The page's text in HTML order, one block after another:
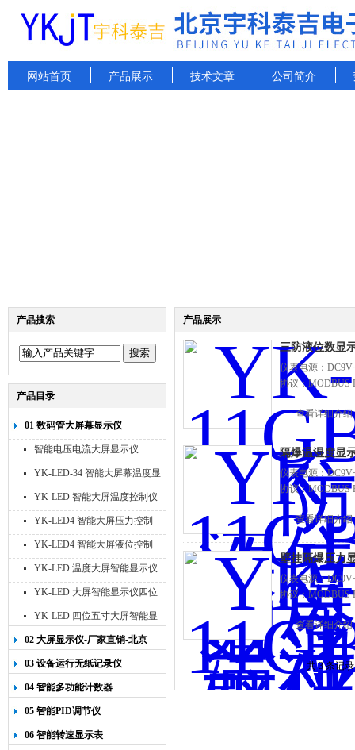
网站首页 产品展示 技术文章 公司简介
产品搜索
产品目录
01 数码管大屏幕显示仪
智能电压电流大屏显示仪
YK-LED-34 智能大屏幕温度显
示仪
YK-LED 智能大屏温度控制仪
YK-LED4 智能大屏压力控制
仪
YK-LED4 智能大屏液位控制
仪
YK-LED 温度大屏智能显示仪
四位十寸
YK-LED 大屏智能显示仪四位
八寸
YK-LED 四位五寸大屏智能显
示仪
02 大屏显示仪-厂家直销-北京
宇科泰吉
03 设备运行无纸记录仪
04 智能多功能计数器
05 智能PID调节仪
06 智能转速显示表
产品展示
三防液位数显
仪表电源：
协议：MODBUS
查看详细介绍
隔爆温湿度显
仪表电源：
协议：MODBUS
查看详细介绍
壁挂隔爆压力
仪表电源：
协议：MODBUS
查看详细介绍
共 3 条记